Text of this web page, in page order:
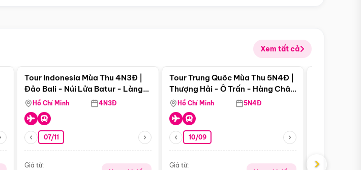
Xem tất cả
Tour Indonesia Mùa Thu 4N3Đ |
Đảo Bali - Núi Lửa Batur - Làng
Penglipuran
Hồ Chí Minh 4N3Đ
07/11
Giá từ:
Điểm nổi bật
Tour Trung Quôc Mùa Thu 5N4Đ |
Thượng Hải - Ô Trấn - Hàng Châu
(Tour Không Shopping)
Hồ Chí Minh 5N4Đ
10/09
Giá từ: Giá từ:
›